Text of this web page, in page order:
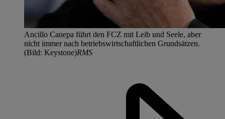
Ancillo Canepa führt den FCZ mit Leib und Seele, aber
nicht immer nach betriebswirtschaftlichen Grundsätzen.
(Bild: Keystone)RMS